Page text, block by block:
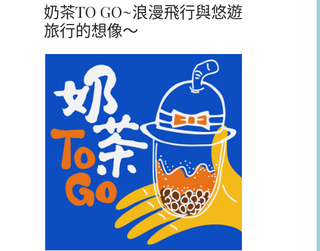
奶茶TO GO~浪漫飛行與悠遊
旅行的想像～